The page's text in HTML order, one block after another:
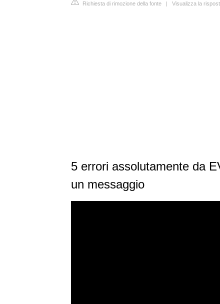
Richiesta di rimozione della fonte | Visualizza la
5 errori assolutamente da
un messaggio